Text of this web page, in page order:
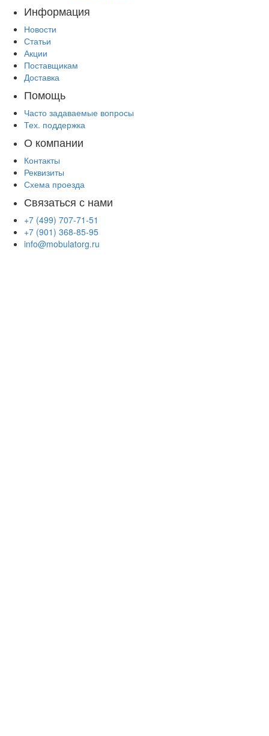
Информация
Новости
Статьи
Акции
Поставщикам
Доставка
Помощь
Часто задаваемые вопросы
Тех. поддержка
О компании
Контакты
Реквизиты
Схема проезда
Связаться с нами
+7 (499) 707-71-51
+7 (901) 368-85-95
info@mobulatorg.ru